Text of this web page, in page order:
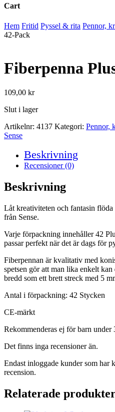
Cart
Close
Cart
Hem Fritid Pyssel & rita Pennor,
42-Pack
Fiberpenna
109,00 kr
Slut i lager
Artikelnr: 4137 Kategori: Pennor,
Sense
Beskrivning
Recensioner (0)
Beskrivning
Låt kreativiteten och fantasin
från Sense.
Varje förpackning innehåller 42
passar perfekt när det är dags för
Fiberpennan är kvalitativ med
spetsen gör att man lika enkelt
bredd som ett brett streck med 5
Antal i förpackning: 42 Stycken
CE-märkt
Rekommenderas ej för barn under
Det finns inga recensioner än.
Endast inloggade kunder som har
recension.
Relaterade